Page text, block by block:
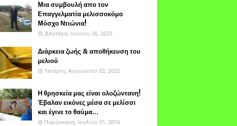
Μια συμβουλή απο τον
Επαγγελματία μελισσοκόμο
Μόσχο Ντιώνια!
Δευτέρα, Ιουνίου 26, 2023
Διάρκεια ζωής & αποθήκευση του
μελιού
Τετάρτη, Αυγούστου 02, 2023
Η θρησκεία μας είναι ολοζώντανη!
Έβαλαν εικόνες μέσα σε μελίσσι
και έγινε το θαύμα...
Παρασκευή, Ιουλίου 01, 2016